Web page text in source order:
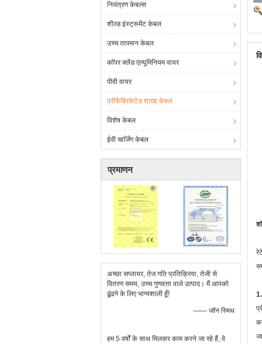
नियंत्रण केबल्स
शील्ड इंस्ट्रूमेंट केबल
उच्च तापमान केबल
कॉपर क्लैड एल्यूमिनियम वायर
पीवी वायर
प्रीफैब्रिकेटेड शाखा केबल
विशेष केबल
ईवी चार्जिंग केबल
प्रमाणन
अच्छा सप्लायर, तेज गति प्रतिक्रिया, तेजी से
वितरण समय, उच्च गुणवत्ता वाले उत्पाद। मैं आपको
ढूंढने के लिए भाग्यशाली हूँ!
—— जॉन स्मिथ
हम 5 वर्षों के साथ मिलकर काम करने जा रहे हैं, वे
1.